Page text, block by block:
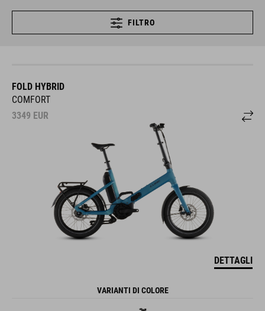
FILTRO
FOLD HYBRID
COMFORT
3349 EUR
DETTAGLI
VARIANTI DI COLORE